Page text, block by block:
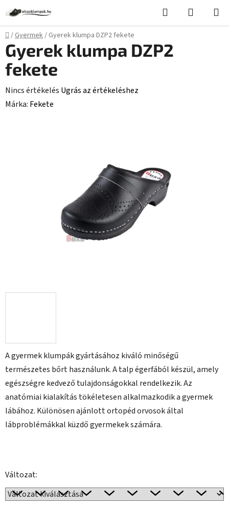
fő
tartalomhoz
Keresés KOSÁR
Kezdőlap
/Gyermek/ Gyerek klumpa DZP2 fekete
A gyermek klumpák gyártásához kiváló minőségű
természetes bőrt használunk. A talp égerfából készül, amely
egészségre kedvező tulajdonságokkal rendelkezik. Az
anatómiai kialakítás tökéletesen alkalmazkodik a gyermek
lábához. Különösen ajánlott ortopéd orvosok által
lábproblémákkal küzdő gyermekek számára.
Változat:
Gyerek klumpa DZP2
fekete
A
termék
Nincs értékelés Ugrás az értékeléshez
Márka: Fekete